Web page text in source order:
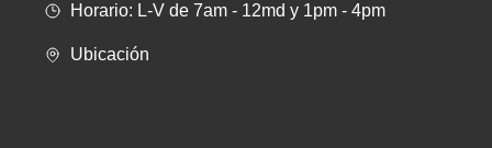
Horario: L-V de 7am - 12md y 1pm - 4pm
Ubicación